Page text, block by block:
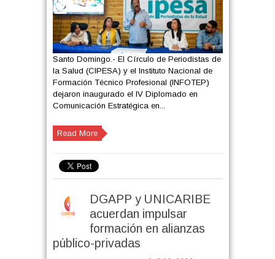
Santo Domingo.- El Círculo de Periodistas de
la Salud (CIPESA) y el Instituto Nacional de
Formación Técnico Profesional (INFOTEP)
dejaron inaugurado el IV Diplomado en
Comunicación Estratégica en...
Read More
DGAPP y UNICARIBE
acuerdan impulsar
formación en alianzas
público-privadas